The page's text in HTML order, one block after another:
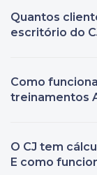
Quantos
escritório do
Como
treinamentos
O CJ tem
E como